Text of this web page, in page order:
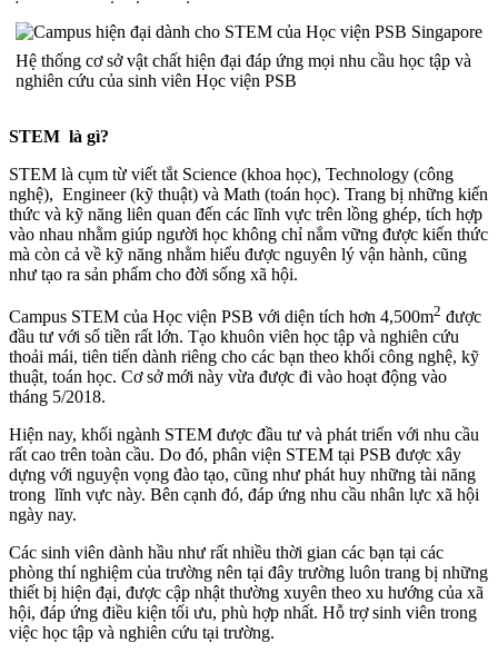
Hệ thống cơ sở vật chất hiện đại đáp ứng mọi nhu cầu học tập và
nghiên cứu của sinh viên Học viện PSB
STEM là gì?
STEM là cụm từ viết tắt Science (khoa học), Technology (công
nghệ), Engineer (kỹ thuật) và Math (toán học). Trang bị những kiến
thức và kỹ năng liên quan đến các lĩnh vực trên lồng ghép, tích hợp
vào nhau nhằm giúp người học không chỉ nắm vững được kiến thức
mà còn cả về kỹ năng nhằm hiểu được nguyên lý vận hành, cũng
như tạo ra sản phẩm cho đời sống xã hội.
Campus STEM của Học viện PSB với diện tích hơn 4,500m2 được
đầu tư với số tiền rất lớn. Tạo khuôn viên học tập và nghiên cứu
thoải mái, tiên tiến dành riêng cho các bạn theo khối công nghệ, kỹ
thuật, toán học. Cơ sở mới này vừa được đi vào hoạt động vào
tháng 5/2018.
Hiện nay, khối ngành STEM được đầu tư và phát triển với nhu cầu
rất cao trên toàn cầu. Do đó, phân viện STEM tại PSB được xây
dựng với nguyện vọng đào tạo, cũng như phát huy những tài năng
trong lĩnh vực này. Bên cạnh đó, đáp ứng nhu cầu nhân lực xã hội
ngày nay.
Các sinh viên dành hầu như rất nhiều thời gian các bạn tại các
phòng thí nghiệm của trường nên tại đây trường luôn trang bị những
thiết bị hiện đại, được cập nhật thường xuyên theo xu hướng của xã
hội, đáp ứng điều kiện tối ưu, phù hợp nhất. Hỗ trợ sinh viên trong
việc học tập và nghiên cứu tại trường.